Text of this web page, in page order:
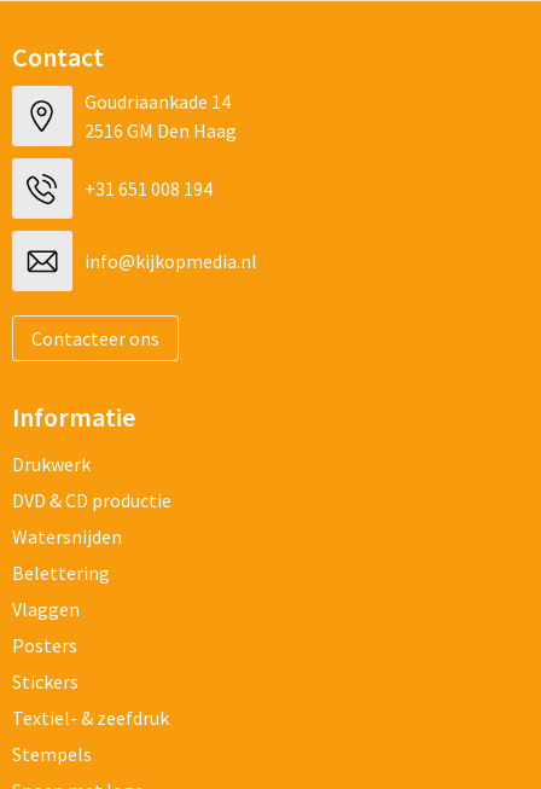
Contact
Goudriaankade 14
2516 GM Den Haag
+31 651 008 194
info@kijkopmedia.nl
Contacteer ons
Informatie
Drukwerk
DVD & CD productie
Watersnijden
Belettering
Vlaggen
Posters
Stickers
Textiel- & zeefdruk
Stempels